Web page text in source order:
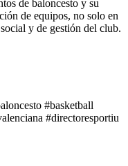
de baloncesto y su
de equipos, no solo en
y de gestión del club.
#basketball
#directoresportiu